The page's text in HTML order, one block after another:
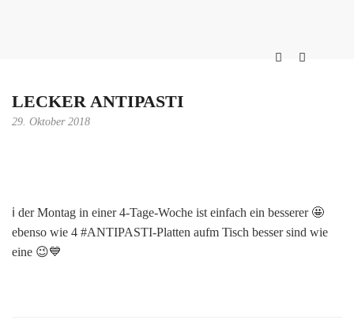
LECKER ANTIPASTI
29. Oktober 2018
ℹ der Montag in einer 4-Tage-Woche ist einfach ein besserer 🤩
ebenso wie 4 #ANTIPASTI-Platten aufm Tisch besser sind wie
eine 😉💙